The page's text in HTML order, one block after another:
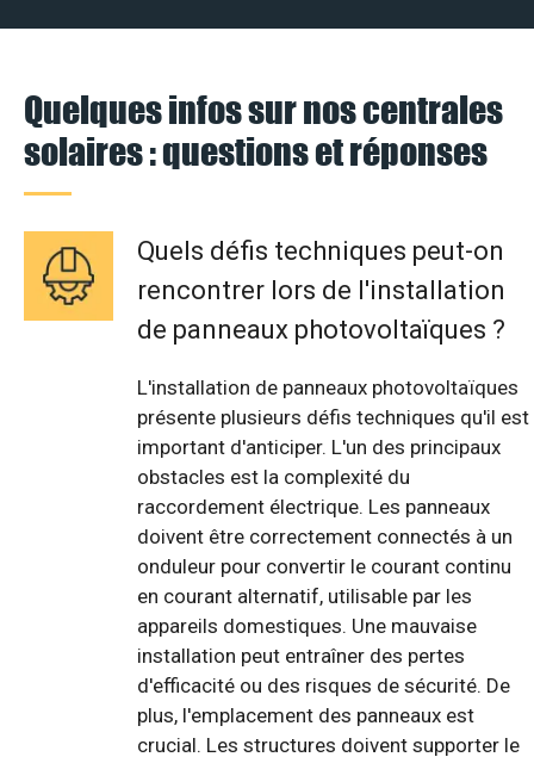
Quelques infos sur nos centrales
solaires : questions et réponses
Quels défis techniques peut-on
rencontrer lors de l'installation
de panneaux photovoltaïques ?
L'installation de panneaux photovoltaïques
présente plusieurs défis techniques qu'il est
important d'anticiper. L'un des principaux
obstacles est la complexité du
raccordement électrique. Les panneaux
doivent être correctement connectés à un
onduleur pour convertir le courant continu
en courant alternatif, utilisable par les
appareils domestiques. Une mauvaise
installation peut entraîner des pertes
d'efficacité ou des risques de sécurité. De
plus, l'emplacement des panneaux est
crucial. Les structures doivent supporter le